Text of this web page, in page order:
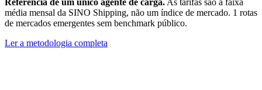
Referência de um único agente de carga. As tarifas são a faixa
média mensal da SINO Shipping, não um índice de mercado. 1 rotas
de mercados emergentes sem benchmark público.
Ler a metodologia completa